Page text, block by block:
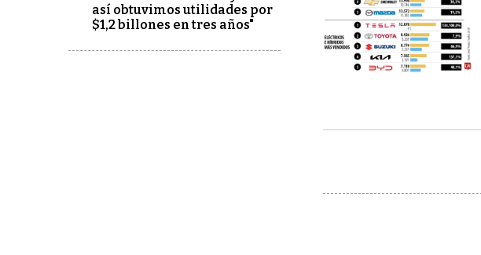
así obtuvimos utilidades por
$1,2 billones en tres años"